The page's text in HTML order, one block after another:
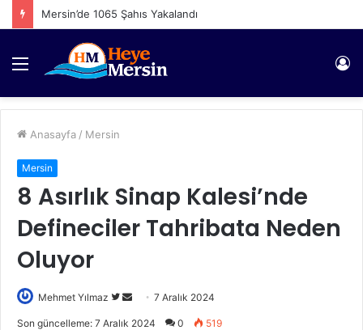
Mersin’de 1065 Şahıs Yakalandı
Menü
Anasayfa / Mersin
Mersin
8 Asırlık Sinap Kalesi’nde
Defineciler Tahribata Neden
Oluyor
Mehmet Yılmaz
Twitter'da
Bir
7 Aralık 2024
Son güncelleme: 7 Aralık 2024 0 519